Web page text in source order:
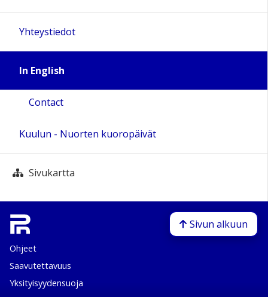
Yhteystiedot
In English
Contact
Kuulun - Nuorten kuoropäivät
Sivukartta
Ohjeet
Saavutettavuus
Yksityisyydensuoja
Sivun alkuun